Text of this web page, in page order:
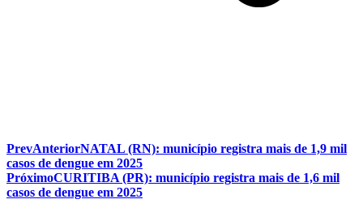
PrevAnteriorNATAL (RN): município registra mais de 1,9 mil
casos de dengue em 2025
PróximoCURITIBA (PR): município registra mais de 1,6 mil
casos de dengue em 2025